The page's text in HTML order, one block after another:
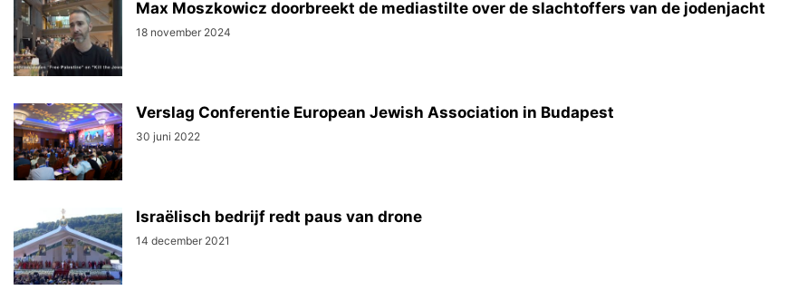
Max Moszkowicz doorbreekt de mediastilte over de slachtoffers van de jodenjacht
18 november 2024
Verslag Conferentie European Jewish Association in Budapest
30 juni 2022
Israëlisch bedrijf redt paus van drone
14 december 2021